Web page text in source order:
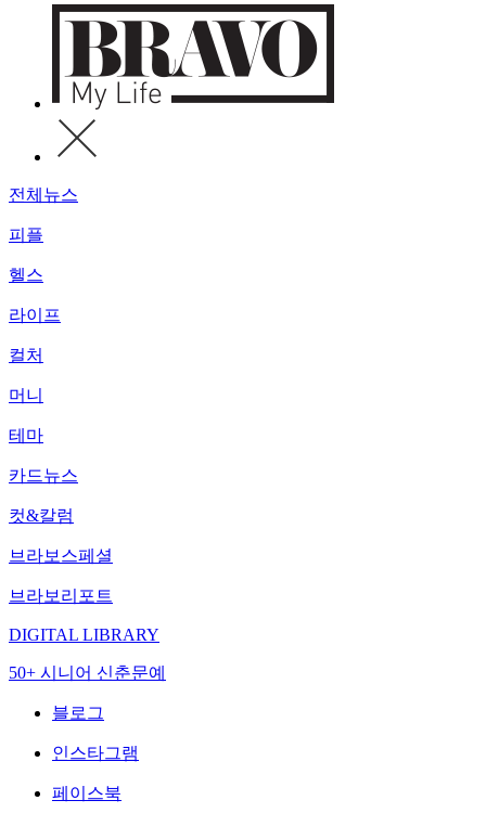
전체뉴스
피플
헬스
라이프
컬처
머니
테마
카드뉴스
컷&칼럼
브라보스페셜
브라보리포트
DIGITAL LIBRARY
50+ 시니어 신춘문예
블로그
인스타그램
페이스북